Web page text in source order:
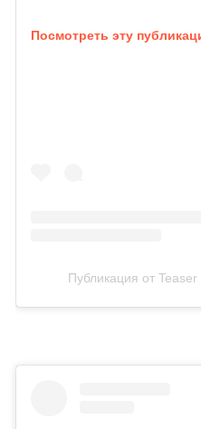
Посмотреть эту
Публикация от